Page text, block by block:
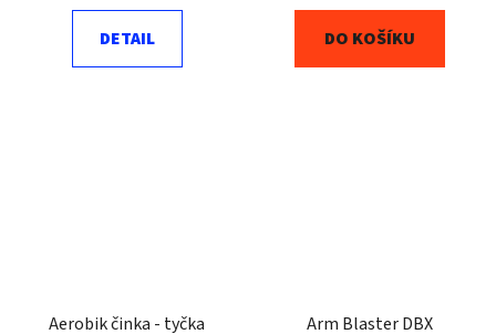
DETAIL DO KOŠÍKU
Aerobik činka - tyčka
Arm Blaster DBX